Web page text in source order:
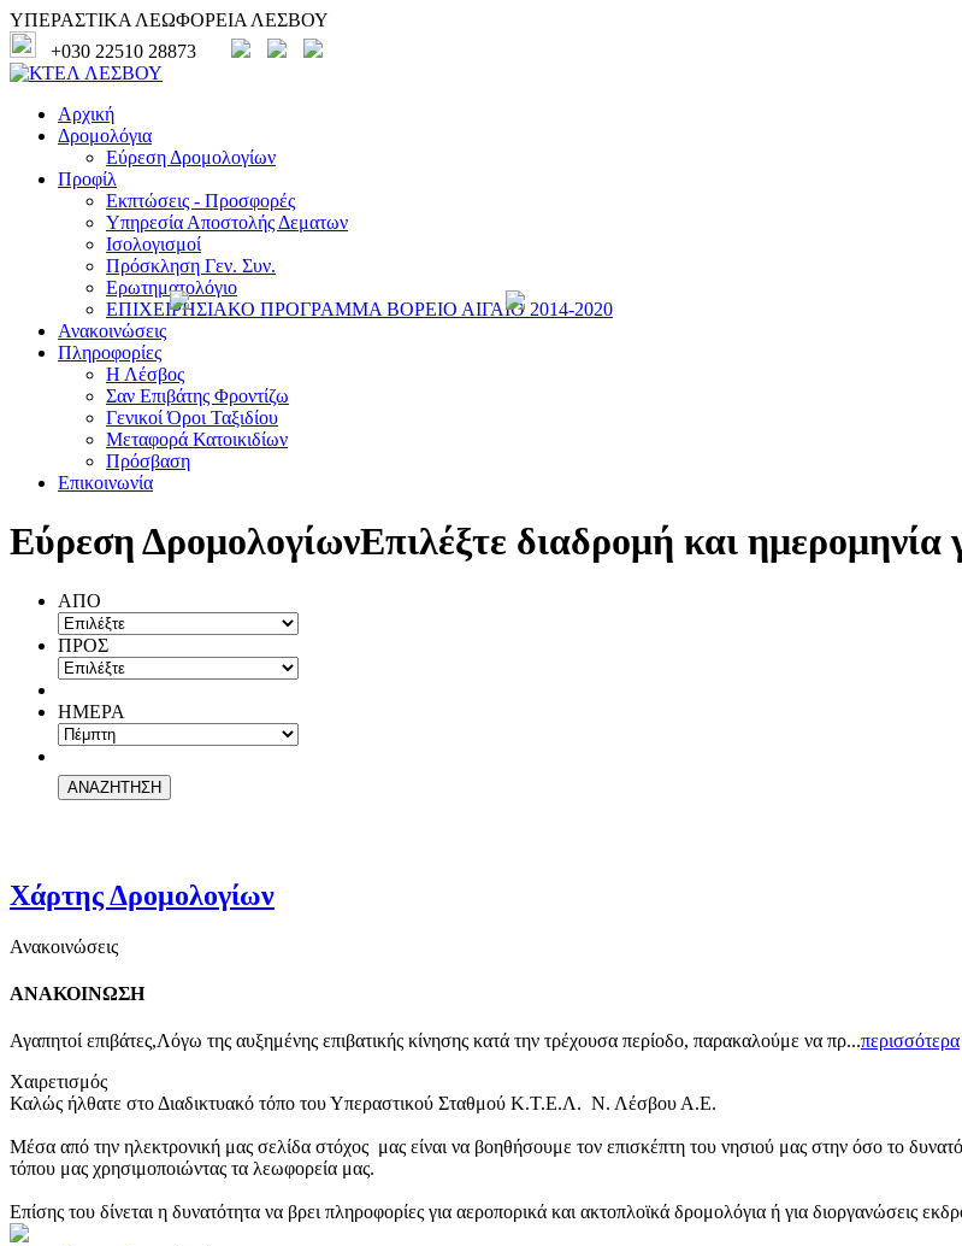
ΥΠΕΡΑΣΤΙΚΑ ΛΕΩΦΟΡΕΙΑ ΛΕΣΒΟΥ
+030 22510 28873
Αρχική
Δρομολόγια
Εύρεση Δρομολογίων
Προφίλ
Εκπτώσεις - Προσφορές
Υπηρεσία Αποστολής Δεματων
Ισολογισμοί
Πρόσκληση Γεν. Συν.
Ερωτηματολόγιο
ΕΠΙΧΕΙΡΗΣΙΑΚΟ ΠΡΟΓΡΑΜΜΑ ΒΟΡΕΙΟ ΑΙΓΑΙΟ 2014-2020
Ανακοινώσεις
Πληροφορίες
Η Λέσβος
Σαν Επιβάτης Φροντίζω
Γενικοί Όροι Ταξιδίου
Μεταφορά Κατοικιδίων
Πρόσβαση
Επικοινωνία
Εύρεση ΔρομολογίωνΕπιλέξτε διαδρομή και ημερομηνία
ΑΠΟ
ΠΡΟΣ
ΗΜΕΡΑ
Χάρτης Δρομολογίων
Ανακοινώσεις
ΑΝΑΚΟΙΝΩΣΗ
Αγαπητοί επιβάτες,Λόγω της αυξημένης επιβατικής κίνησης κατά την τρέχουσα περίοδο, παρακαλούμε να πρ...περισσότερα
Χαιρετισμός
Καλώς ήλθατε στο Διαδικτυακό τόπο του Υπεραστικού Σταθμού Κ.Τ.Ε.Λ. Ν. Λέσβου Α.Ε.
Μέσα από την ηλεκτρονική μας σελίδα στόχος μας είναι να βοηθήσουμε τον επισκέπτη του νησιού μας στην όσο το
τόπου μας χρησιμοποιώντας τα λεωφορεία μας.
Επίσης του δίνεται η δυνατότητα να βρει πληροφορίες για αεροπορικά και ακτοπλοϊκά δρομολόγια ή για διοργανώσεις